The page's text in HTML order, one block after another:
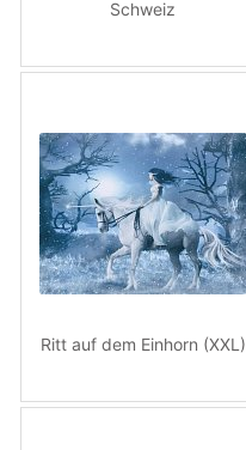
Schweiz
Ritt auf dem Einhorn (XXL)